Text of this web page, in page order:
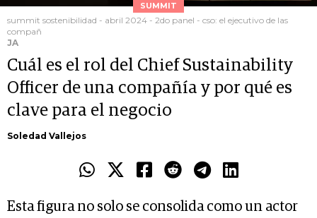
SUMMIT
summit sostenibilidad - abril 2024 - 2do panel - cso: el ejecutivo de las
compañ
JA
Cuál es el rol del Chief Sustainability
Officer de una compañía y por qué es
clave para el negocio
Soledad Vallejos
Esta figura no solo se consolida como un actor